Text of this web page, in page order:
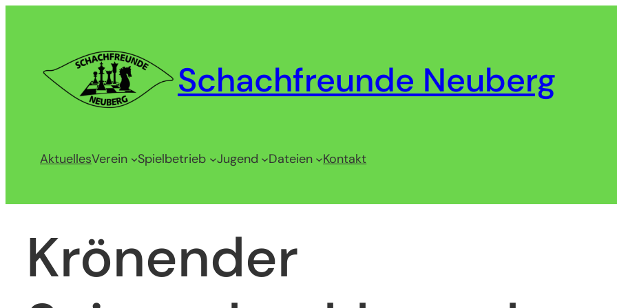
Schachfreunde Neuberg
AktuellesVerein Spielbetrieb Jugend Dateien Kontakt
Krönender